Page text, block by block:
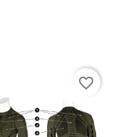
favorite_border